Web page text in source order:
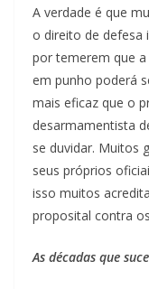
A verdade é que
o direito de defesa
por temerem que
em punho poderá
mais eficaz que o
desarmamentista
se duvidar. Muitos
seus próprios
isso muitos
proposital contra
As décadas que